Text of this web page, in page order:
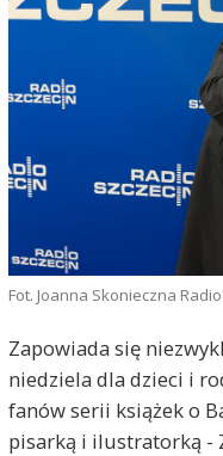
Fot. Joanna Skonieczna
Zapowiada się
niedziela dla dzieci i
fanów serii książek o
pisarką i ilustratorką -